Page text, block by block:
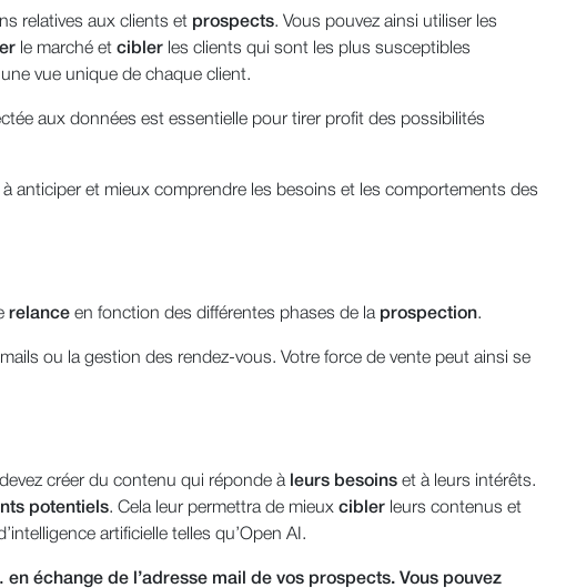
relatives aux clients et prospects. Vous pouvez ainsi utiliser les
le marché et cibler les clients qui sont les plus susceptibles
vue unique de chaque client.
aux données est essentielle pour tirer profit des possibilités
à anticiper et mieux comprendre les besoins et les comportements des
relance en fonction des différentes phases de la prospection.
ou la gestion des rendez-vous. Votre force de vente peut ainsi se
créer du contenu qui réponde à leurs besoins et à leurs intérêts.
potentiels. Cela leur permettra de mieux cibler leurs contenus et
artificielle telles qu’Open AI.
échange de l’adresse mail de vos prospects. Vous pouvez